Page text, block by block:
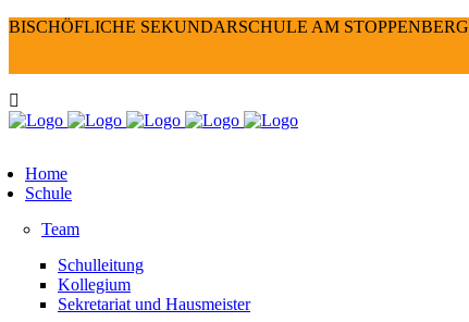
BISCHÖFLICHE SEKUNDARSCHULE AM STOPPENBERG
Home
Schule
Team
Schulleitung
Kollegium
Sekretariat und Hausmeister